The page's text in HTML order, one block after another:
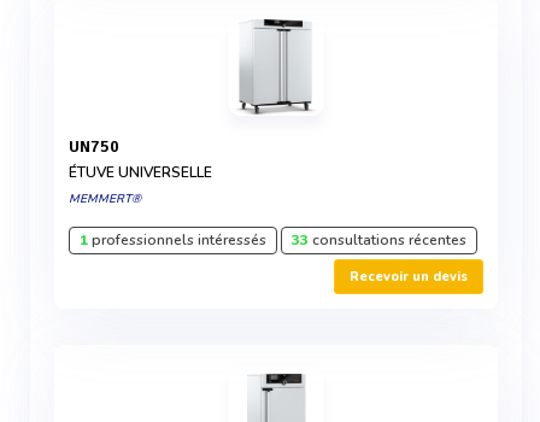
UN750
ÉTUVE UNIVERSELLE
MEMMERT®
1professionnels intéressés 33 consultations récentes
Recevoir un devis